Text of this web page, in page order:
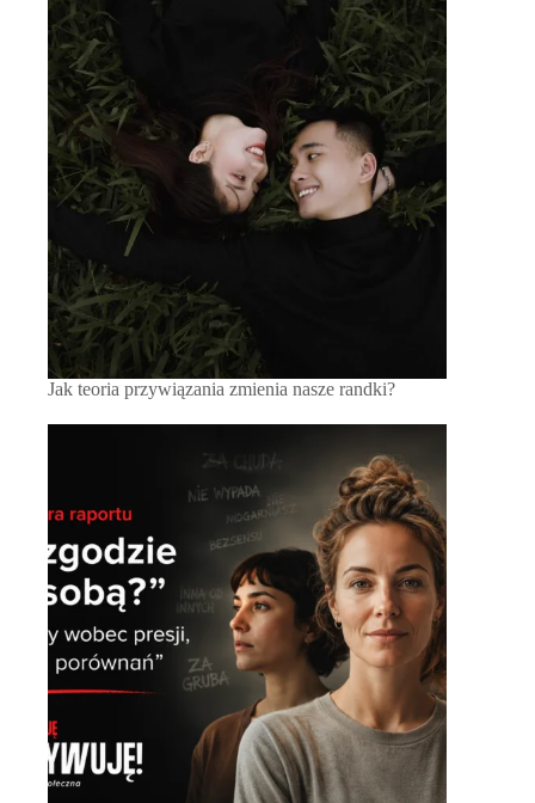
Jak teoria przywiązania zmienia nasze randki?